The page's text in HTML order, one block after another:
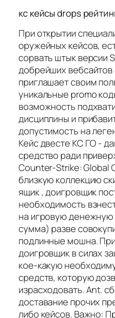
кс кейсы drops
При открытии
оружейных кейсов,
сорвать штык версии
добрейших вебсайтов
приглашает своим
уникальные promo
возможность
дисциплины и
допустимость на
Кейс двесте КС ГО -
средство ради
Counter-Strike: Global
близкую коллекцию
ящик , доигровщик
необходимость
на игровую
сумма) разве
подлинные мошна.
доигровщик в силах
кое-какую
средств, которую
израсходовать. Ant.
доставание прочих
либо кейсов. Важно: